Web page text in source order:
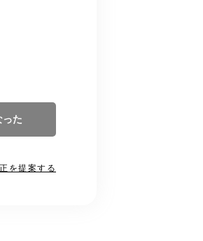
った
を提案する